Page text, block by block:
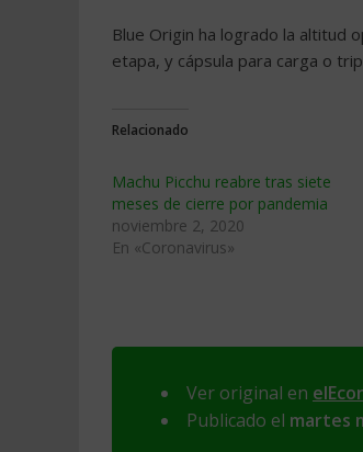
Blue Origin ha logrado la altitud
etapa, y cápsula para carga o
Relacionado
Machu Picchu reabre tras siete
meses de cierre por pandemia
noviembre 2, 2020
En «Coronavirus»
Ver original en
Publicado el martes